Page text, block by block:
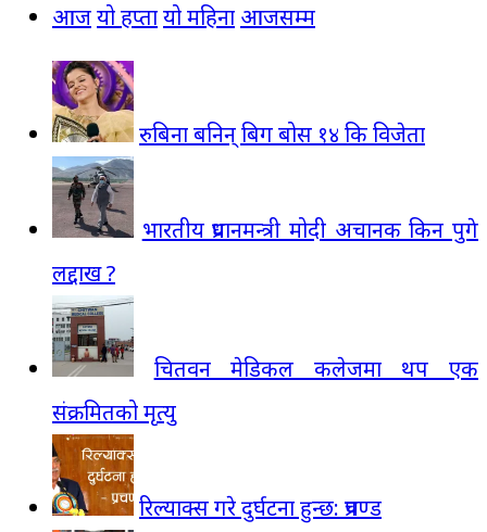
आजयो हप्तायो महिना आजसम्म
रुबिना बनिन् बिग बोस १४ कि विजेता
भारतीय प्रधानमन्त्री मोदी अचानक किन पुगे
लद्दाख ?
चितवन मेडिकल कलेजमा थप एक
संक्रमितको मृत्यु
रिल्याक्स गरे दुर्घटना हुन्छ: प्रचण्ड